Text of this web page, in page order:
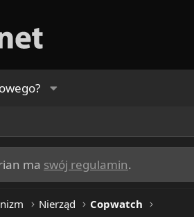
ma swój regulamin.
Nierząd Copwatch